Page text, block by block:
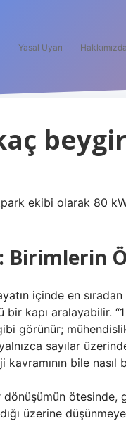
Yasal Uyarı Hakkımızda
ekibi olarak 80
Birimlerin
içinde en
bir kapı aralayabilir.
görünür;
sayılar
kavramının bile
dönüşümün
üzerine